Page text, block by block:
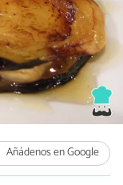
Añádenos en Google